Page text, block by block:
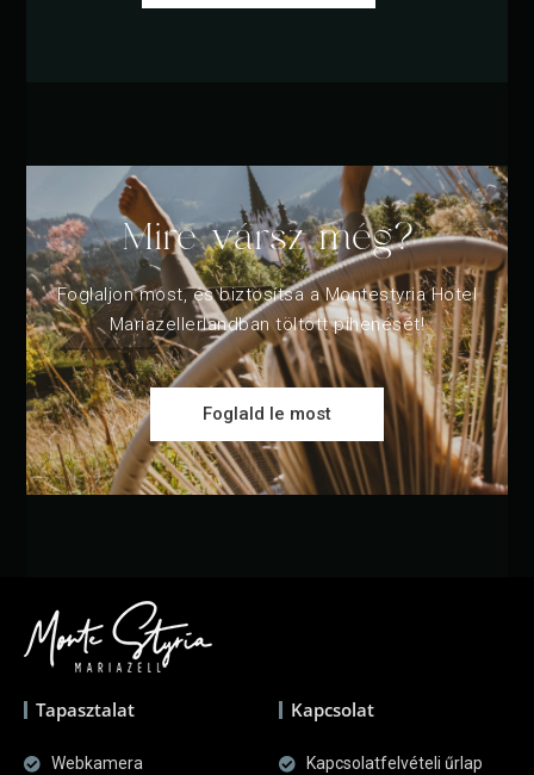
Mire vársz még?
Foglaljon most, és biztosítsa a Montestyria Hotel
Mariazellerlandban töltött pihenését!
Foglald le most
Tapasztalat
Webkamera
Kapcsolat
Kapcsolatfelvételi űrlap